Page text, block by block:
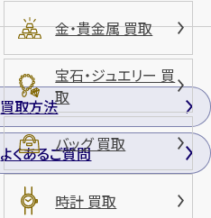
買取方法
よくあるご質問
金・貴金属 買取
宝石・ジュエリー 買
取
バッグ 買取
時計 買取